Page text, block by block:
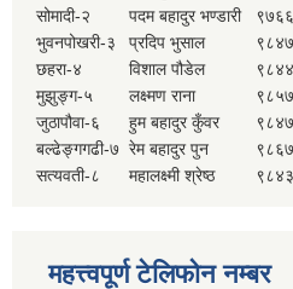
सोमादी-२
पदम बहादुर भण्डारी
भुवनपोखरी-३
प्रदिप भुसाल
छहरा-४
विशाल पौडेल
मुझुङ्ग-५
लक्ष्मण राना
जुठापौवा-६
हुम बहादुर कुँवर
बल्ढेङ्गगढी-७ रेम बहादुर पुन
सत्यवती-८
महालक्ष्मी श्रेष्ठ
महत्त्वपूर्ण टेलिफोन नम्बर